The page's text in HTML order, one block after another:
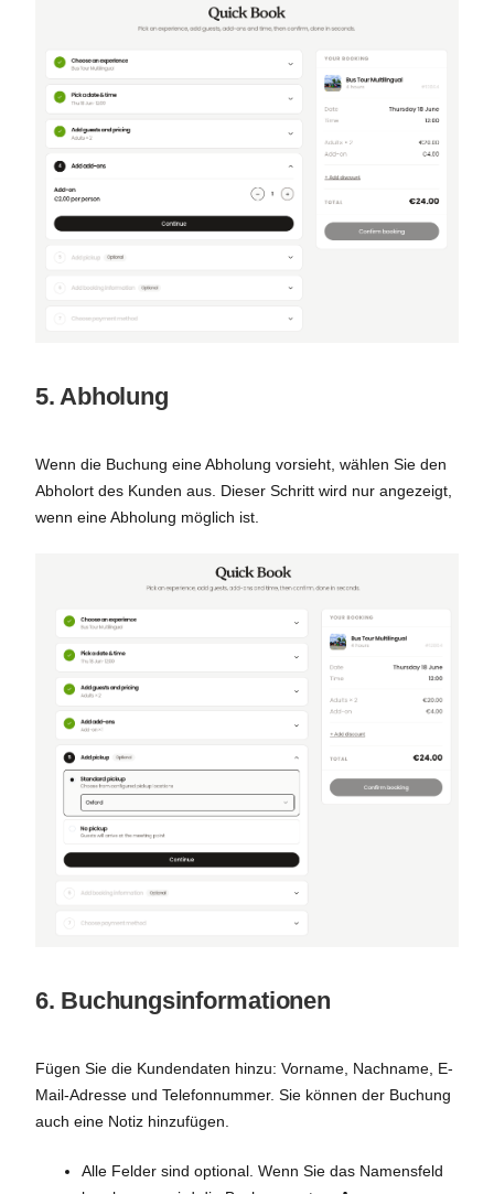
5. Abholung
Wenn die Buchung eine Abholung vorsieht, wählen Sie den
Abholort des Kunden aus. Dieser Schritt wird nur angezeigt,
wenn eine Abholung möglich ist.
6. Buchungsinformationen
Fügen Sie die Kundendaten hinzu: Vorname, Nachname, E-
Mail-Adresse und Telefonnummer. Sie können der Buchung
auch eine Notiz hinzufügen.
Alle Felder sind optional. Wenn Sie das Namensfeld